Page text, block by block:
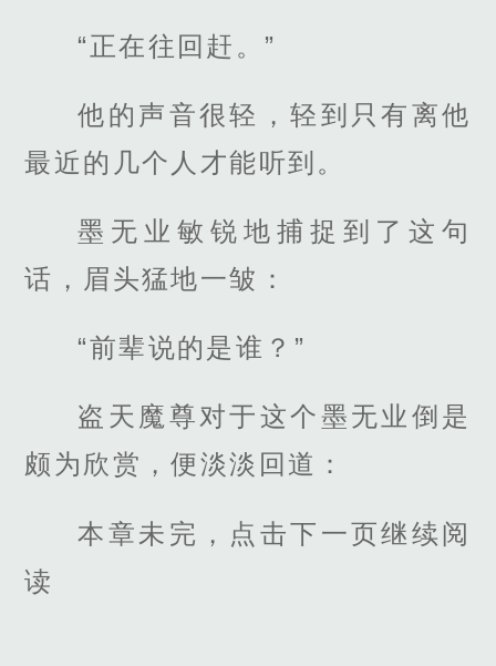
“正在往回赶。”
他的声音很轻，轻到只有离他
最近的几个人才能听到。
墨无业敏锐地捕捉到了这句
话，眉头猛地一皱：
“前辈说的是谁？”
盗天魔尊对于这个墨无业倒是
颇为欣赏，便淡淡回道：
本章未完，点击下一页继续阅
读